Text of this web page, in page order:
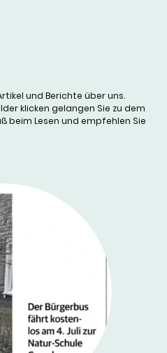
und Berichte über uns.
klicken gelangen Sie zu dem
beim Lesen und empfehlen Sie